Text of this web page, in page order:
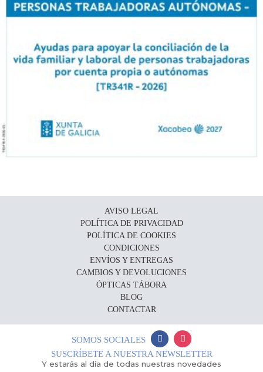
AVISO LEGAL
POLÍTICA DE PRIVACIDAD
POLÍTICA DE COOKIES
CONDICIONES
ENVÍOS Y ENTREGAS
CAMBIOS Y DEVOLUCIONES
ÓPTICAS TÁBORA
BLOG
CONTACTAR
SOMOS SOCIALES
SUSCRÍBETE A NUESTRA NEWSLETTER
Y estarás al día de todas nuestras novedades